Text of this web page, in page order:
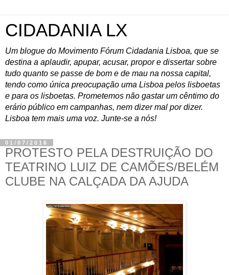
CIDADANIA LX
Um blogue do Movimento Fórum Cidadania Lisboa, que se
destina a aplaudir, apupar, acusar, propor e dissertar sobre
tudo quanto se passe de bom e de mau na nossa capital,
tendo como única preocupação uma Lisboa pelos lisboetas
e para os lisboetas. Prometemos não gastar um cêntimo do
erário público em campanhas, nem dizer mal por dizer.
Lisboa tem mais uma voz. Junte-se a nós!
01/07/2016
PROTESTO PELA DESTRUIÇÃO DO
TEATRINO LUIZ DE CAMÕES/BELÉM
CLUBE NA CALÇADA DA AJUDA